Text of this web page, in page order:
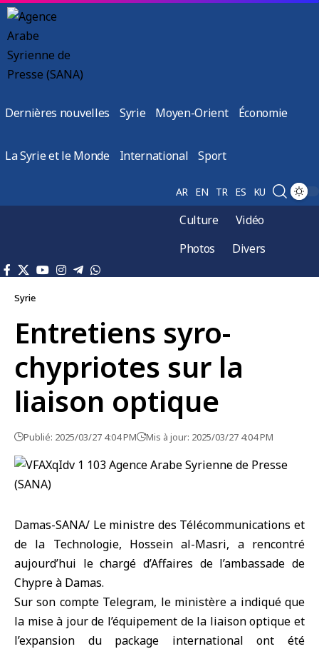
Dernières nouvelles Syrie Moyen-Orient Économie
La Syrie et le Monde International Sport
AR EN TR ES KU
Culture
Vidéo
Photos
Divers
Syrie
Entretiens syro-
chypriotes sur la
liaison optique
Publié: 2025/03/27 4:04 PM Mis à jour: 2025/03/27 4:04 PM
Damas-SANA/ Le ministre des Télécommunications et
de la Technologie, Hossein al-Masri, a rencontré
aujourd’hui le chargé d’Affaires de l’ambassade de
Chypre à Damas.
Sur son compte Telegram, le ministère a indiqué que
la mise à jour de l’équipement de la liaison optique et
l’expansion du package international ont été